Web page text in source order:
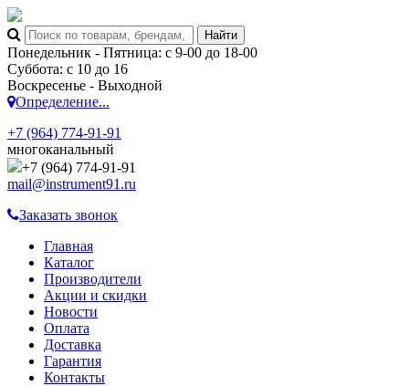
Понедельник - Пятница: с 9-00 до 18-00
Суббота: с 10 до 16
Воскресенье - Выходной
Определение...
+7 (964) 774-91-91
многоканальный
+7 (964) 774-91-91
mail@instrument91.ru
Заказать звонок
Главная
Каталог
Производители
Акции и скидки
Новости
Оплата
Доставка
Гарантия
Контакты